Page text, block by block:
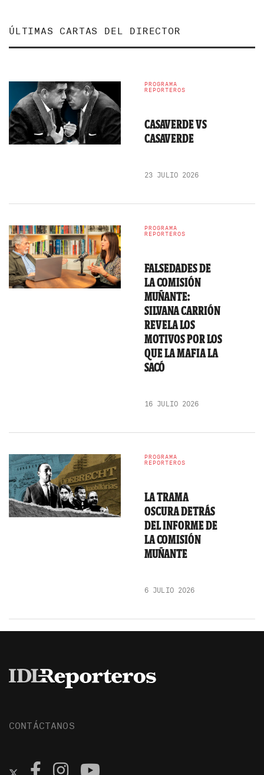
ÚLTIMAS CARTAS DEL DIRECTOR
PROGRAMA
REPORTEROS
CASAVERDE VS
CASAVERDE
23 JULIO 2026
PROGRAMA
REPORTEROS
FALSEDADES DE
LA COMISIÓN
MUÑANTE:
SILVANA CARRIÓN
REVELA LOS
MOTIVOS POR LOS
QUE LA MAFIA LA
SACÓ
16 JULIO 2026
PROGRAMA
REPORTEROS
LA TRAMA
OSCURA DETRÁS
DEL INFORME DE
LA COMISIÓN
MUÑANTE
6 JULIO 2026
CONTÁCTANOS